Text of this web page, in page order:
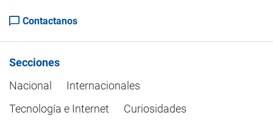
Contactanos
Secciones
Nacional
Internacionales
Tecnología e Internet
Curiosidades